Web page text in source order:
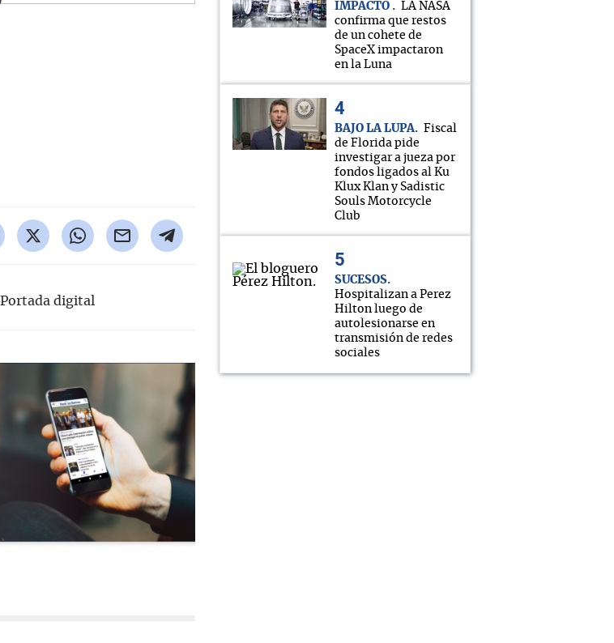
Portada digital
IMPACTO
LA NASA
confirma que restos
de un cohete de
SpaceX impactaron
en la Luna
BAJO LA LUPA
Fiscal
de Florida pide
investigar a jueza por
fondos ligados al Ku
Klux Klan y Sadistic
Souls Motorcycle
Club
SUCESOS
Hospitalizan a Perez
Hilton luego de
autolesionarse en
transmisión de redes
sociales